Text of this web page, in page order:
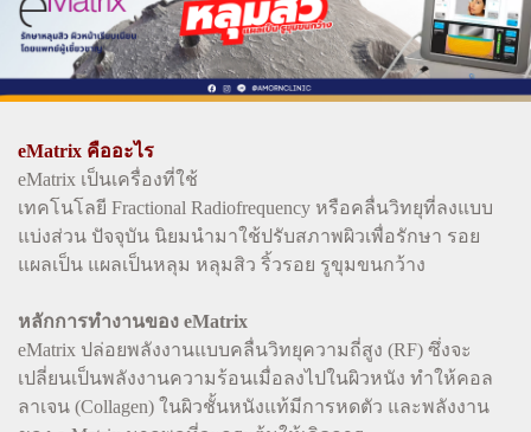
eMatrix คืออะไร
eMatrix เป็นเครื่องที่ใช้
เทคโนโลยี Fractional Radiofrequency หรือคลื่นวิทยุที่ลงแบบ
แบ่งส่วน ปัจจุบัน นิยมนำมาใช้ปรับสภาพผิวเพื่อรักษา รอย
แผลเป็น แผลเป็นหลุม หลุมสิว ริ้วรอย รูขุมขนกว้าง
หลักการทำงานของ eMatrix
eMatrix ปล่อยพลังงานแบบคลื่นวิทยุความถี่สูง (RF) ซึ่งจะ
เปลี่ยนเป็นพลังงานความร้อนเมื่อลงไปในผิวหนัง ทำให้คอล
ลาเจน (Collagen) ในผิวชั้นหนังแท้มีการหดตัว และพลังงาน